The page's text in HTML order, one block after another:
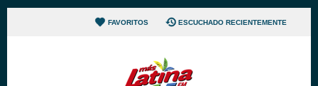
FAVORITOS ESCUCHADO RECIENTEMENTE